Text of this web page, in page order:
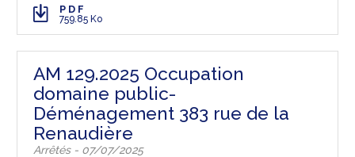
PDF
759.85 Ko
AM 129.2025 Occupation
domaine public-
Déménagement 383 rue de la
Renaudière
Arrêtés - 07/07/2025